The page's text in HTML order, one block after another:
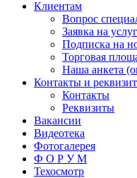
Клиентам
Вопрос
Заявка на
Подписка на
Торговая
Наша анкета
Контакты и
Контакты
Реквизиты
Вакансии
Видеотека
Фотогалерея
Ф О Р У М
Техосмотр